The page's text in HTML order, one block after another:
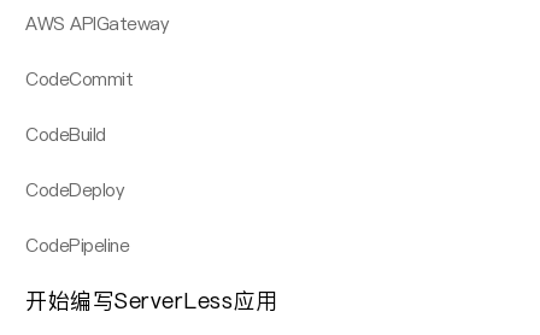
AWS APIGateway
CodeCommit
CodeBuild
CodeDeploy
CodePipeline
开始编写ServerLess应用